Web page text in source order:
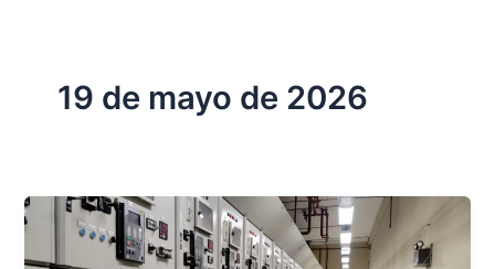
19 de mayo de 2026